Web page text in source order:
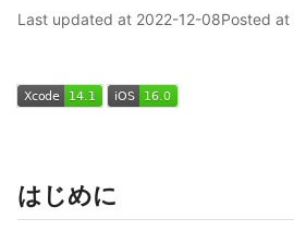
Last updated at 2022-12-08Posted at
はじめに